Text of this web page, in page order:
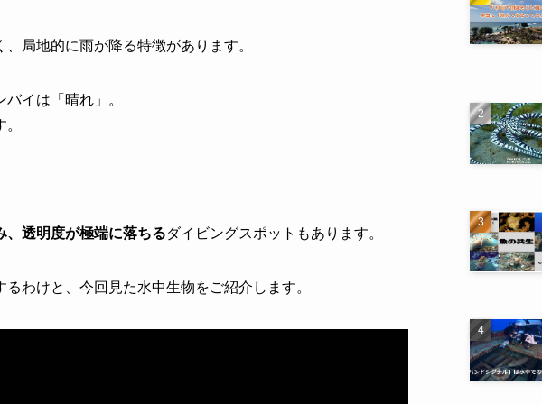
局地的に雨が降る特徴があります。
イは「晴れ」。
、透明度が極端に落ちるダイビングスポットもあります。
るわけと、今回見た水中生物をご紹介します。